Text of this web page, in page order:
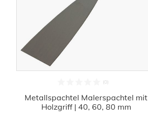
Metallspachtel Malerspachtel mit
Holzgriff | 40, 60, 80 mm